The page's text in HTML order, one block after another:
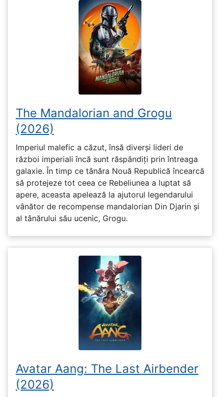
The Mandalorian and Grogu
(2026)
Imperiul malefic a căzut, însă diverși lideri de
război imperiali încă sunt răspândiți prin întreaga
galaxie. În timp ce tânăra Nouă Republică încearcă
să protejeze tot ceea ce Rebeliunea a luptat să
apere, aceasta apelează la ajutorul legendarului
vânător de recompense mandalorian Din Djarin și
al tânărului său ucenic, Grogu.
Avatar Aang: The Last Airbender
(2026)